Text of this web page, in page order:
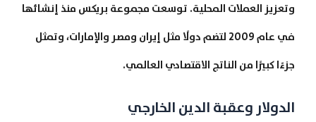
وتعزيز العملات المحلية. توسعت مجموعة بريكس منذ إنشائها
في عام 2009 لتضم دولًا مثل إيران ومصر والإمارات، وتمثل
جزءًا كبيرًا من الناتج الاقتصادي العالمي.
الدولار وعقبة الدين الخارجي